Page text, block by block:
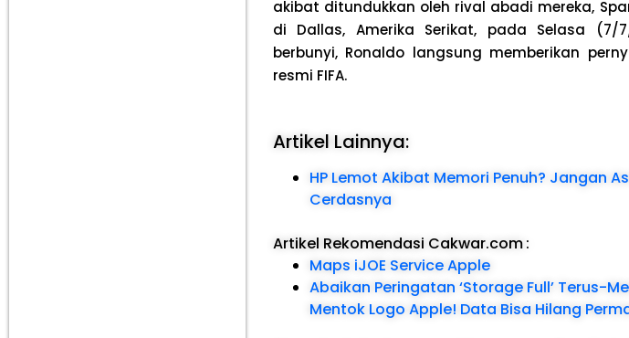
akibat ditundukkan oleh rival abadi mereka,
di Dallas, Amerika Serikat, pada Selasa (7/
berbunyi, Ronaldo langsung memberikan
resmi FIFA.
Artikel Lainnya:
HP Lemot Akibat Memori Penuh? Jangan
Cerdasnya
Artikel Rekomendasi Cakwar.com:
Maps iJOE Service Apple
Abaikan Peringatan ‘Storage Full’ Terus-
Mentok Logo Apple! Data Bisa Hilang